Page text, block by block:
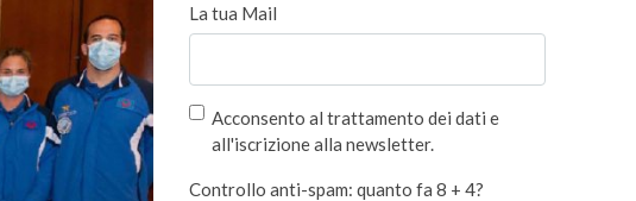
La tua Mail
Acconsento al trattamento dei dati e
all'iscrizione alla newsletter.
Controllo anti-spam: quanto fa 8 + 4?